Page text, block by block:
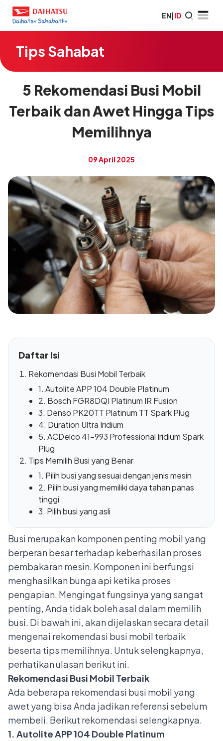
EN|ID
Tips Sahabat
5 Rekomendasi Busi Mobil
Terbaik dan Awet Hingga Tips
Memilihnya
09 April 2025
Daftar Isi
Rekomendasi Busi Mobil Terbaik
1. Autolite APP 104 Double Platinum
2. Bosch FGR8DQI Platinum IR Fusion
3. Denso PK20TT Platinum TT Spark Plug
4. Duration Ultra Iridium
5. ACDelco 41-993 Professional Iridium Spark
Plug
Tips Memilih Busi yang Benar
1. Pilih busi yang sesuai dengan jenis mesin
2. Pilih busi yang memiliki daya tahan panas
tinggi
3. Pilih busi yang asli
Busi merupakan komponen penting mobil yang
berperan besar terhadap keberhasilan proses
pembakaran mesin. Komponen ini berfungsi
menghasilkan bunga api ketika proses
pengapian. Mengingat fungsinya yang sangat
penting, Anda tidak boleh asal dalam memilih
busi. Di bawah ini, akan dijelaskan secara detail
mengenai rekomendasi busi mobil terbaik
beserta tips memilihnya. Untuk selengkapnya,
perhatikan ulasan berikut ini.
Rekomendasi Busi Mobil Terbaik
Ada beberapa rekomendasi busi mobil yang
awet yang bisa Anda jadikan referensi sebelum
membeli. Berikut rekomendasi selengkapnya.
1. Autolite APP 104 Double Platinum